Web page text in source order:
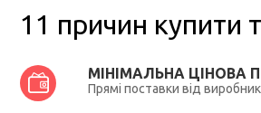
11 причин купити
МІНІМАЛЬНА ЦІНОВА
Прямі поставки від